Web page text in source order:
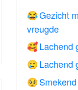
😂Gezicht
vreugde
🥰 Lachend
🥲 Lachend
🥺